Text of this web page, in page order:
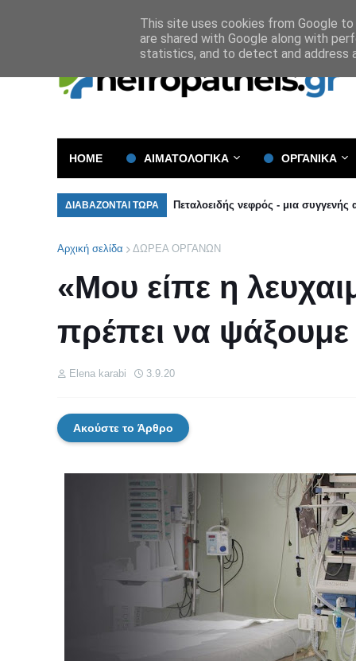
HOME ΑΙΜΑΤΟΛΟΓΙΚΑ ΟΡΓΑΝΙΚΑ
ΔΙΑΒΑΖΟΝΤΑΙ ΤΩΡΑ Πεταλοειδής νεφρός - μια συγγενής
Αρχική σελίδα ΔΩΡΕΑ ΟΡΓΑΝΩΝ
«Μου είπε η
πρέπει να
Elena karabi 3.9.20
Ακούστε το Άρθρο
This site uses cookies from Google
are shared with Google along with
statistics, and to detect and address